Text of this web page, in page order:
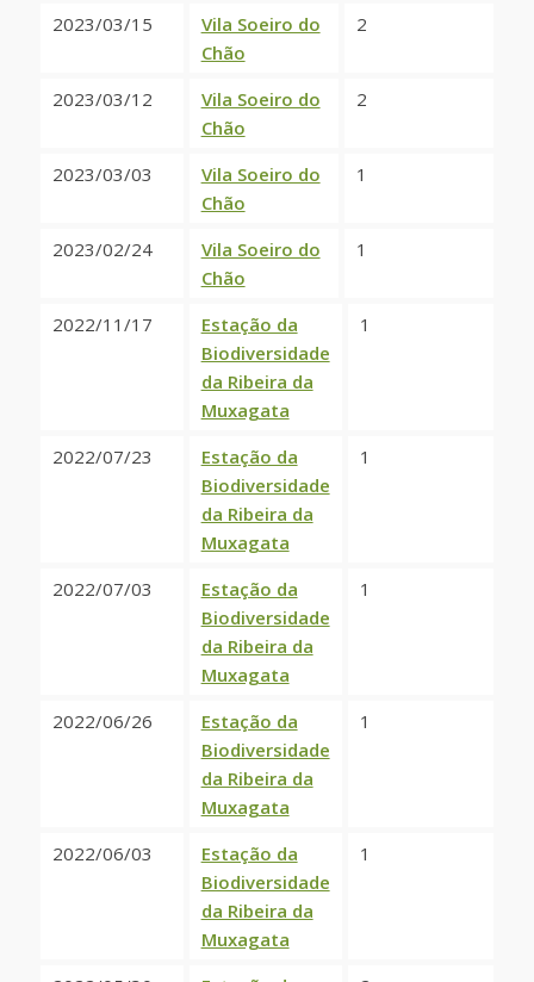
2023/03/15
Vila Soeiro do
Chão
2
2023/03/12
Vila Soeiro do
Chão
2
2023/03/03
Vila Soeiro do
Chão
1
2023/02/24
Vila Soeiro do
Chão
1
2022/11/17
Estação da
Biodiversidade
da Ribeira da
Muxagata
1
2022/07/23
Estação da
Biodiversidade
da Ribeira da
Muxagata
1
2022/07/03
Estação da
Biodiversidade
da Ribeira da
Muxagata
1
2022/06/26
Estação da
Biodiversidade
da Ribeira da
Muxagata
1
2022/06/03
Estação da
Biodiversidade
da Ribeira da
Muxagata
1